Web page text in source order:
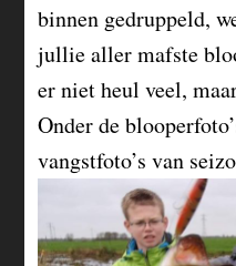
binnen gedruppeld,
jullie aller mafste
er niet heul veel,
Onder de
vangstfoto’s van